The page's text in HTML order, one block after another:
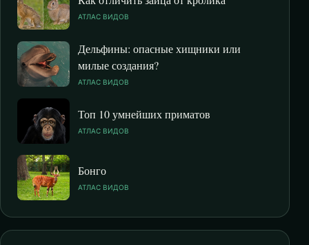
АТЛАС ВИДОВ
Дельфины: опасные хищники или
милые создания?
АТЛАС ВИДОВ
Топ 10 умнейших приматов
АТЛАС ВИДОВ
Бонго
АТЛАС ВИДОВ